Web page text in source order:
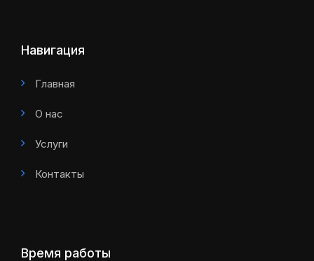
Навигация
Главная
О нас
Услуги
Контакты
Время работы